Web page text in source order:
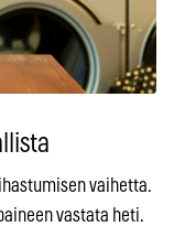
vaihetta.
vastata heti.